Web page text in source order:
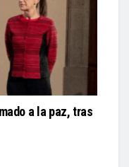
a la paz, tras